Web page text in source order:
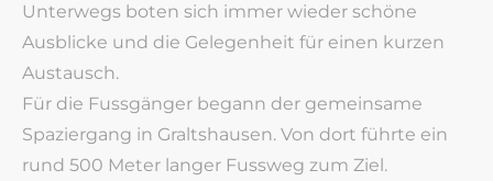
Unterwegs boten sich immer wieder schöne
Ausblicke und die Gelegenheit für einen kurzen
Austausch.
Für die Fussgänger begann der gemeinsame
Spaziergang in Graltshausen. Von dort führte ein
rund 500 Meter langer Fussweg zum Ziel.